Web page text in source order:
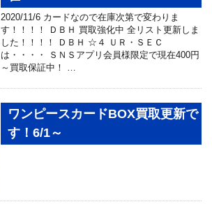
2020/11/6 カードなので在庫次第で変わりま
す！！！！ ＤＢＨ 買取強化中 全リスト更新しま
した！！！！ ＤＢＨ ☆４ ＵＲ・ＳＥＣ
は・・・・ ＳＮＳアプリ会員様限定で現在400円
～買取保証中！ …
ワンピースカードBOX買取更新で
す！6/1～